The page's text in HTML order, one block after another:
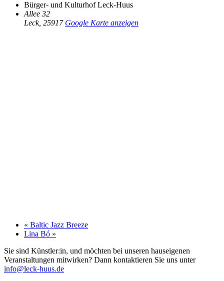
Bürger- und Kulturhof Leck-Huus
Allee 32
Leck, 25917 Google Karte anzeigen
« Baltic Jazz Breeze
Lina Bó »
Sie sind Künstler:in, und möchten bei unseren hauseigenen
Veranstaltungen mitwirken? Dann kontaktieren Sie uns unter
info@leck-huus.de